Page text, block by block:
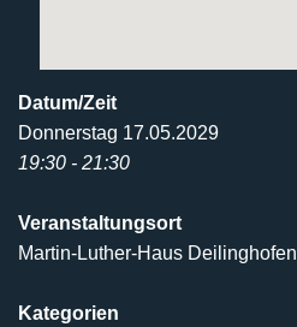
Datum/Zeit
Donnerstag 17.05.2029
19:30 - 21:30
Veranstaltungsort
Martin-Luther-Haus Deilinghofen
Kategorien